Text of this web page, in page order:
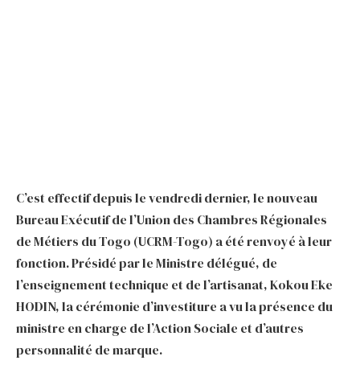
C’est effectif depuis le vendredi dernier, le nouveau
Bureau Exécutif de l’Union des Chambres Régionales
de Métiers du Togo (UCRM-Togo) a été renvoyé à leur
fonction. Présidé par le Ministre délégué, de
l’enseignement technique et de l’artisanat, Kokou Eke
HODIN, la cérémonie d’investiture a vu la présence du
ministre en charge de l’Action Sociale et d’autres
personnalité de marque.